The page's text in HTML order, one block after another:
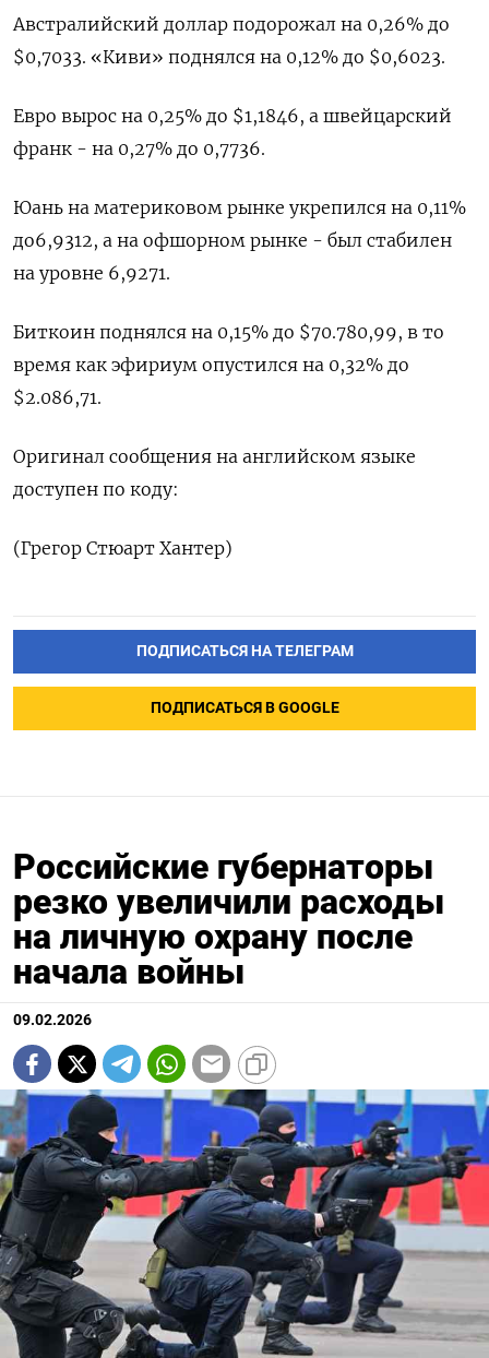
Австралийский доллар подорожал на 0,26% до
$0,7033​. «Киви» поднялся на 0,12% до $0,‍6023​.
Евро вырос на 0,‍25% до $1,1846​, а швейцарский
франк - на 0,27% до 0,7736​.
Юань на материковом рынке укрепился на 0,‍11%
до​ 6,9312​, а на офшорном рынке - был стабилен
на уровне 6,9271.
Биткоин поднялся на 0,15% до $70.780,99, в то
время как эфириум ⁠опустился на 0,32% до
$2.086,71.
Оригинал сообщения на английском языке
доступен по коду:
(Грегор Стюарт Хантер)
ПОДПИСАТЬСЯ НА ТЕЛЕГРАМ
ПОДПИСАТЬСЯ В GOOGLE
Российские губернаторы
резко увеличили расходы
на личную охрану после
начала войны
09.02.2026